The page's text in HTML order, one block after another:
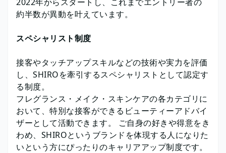
約半数が異動を叶えています。
スペシャリスト制度
接客やタッチアップスキルなどの技術や実力を評価
し、SHIROを牽引するスペシャリストとして認定す
る制度。
フレグランス・メイク・スキンケアの各カテゴリに
おいて、特別な接客ができるビューティーアドバイ
ザーとして活動できます。 ご自身の好きや得意をき
わめ、SHIROというブランドを体現する人になりた
いという方にぴったりのキャリアアップ制度です。